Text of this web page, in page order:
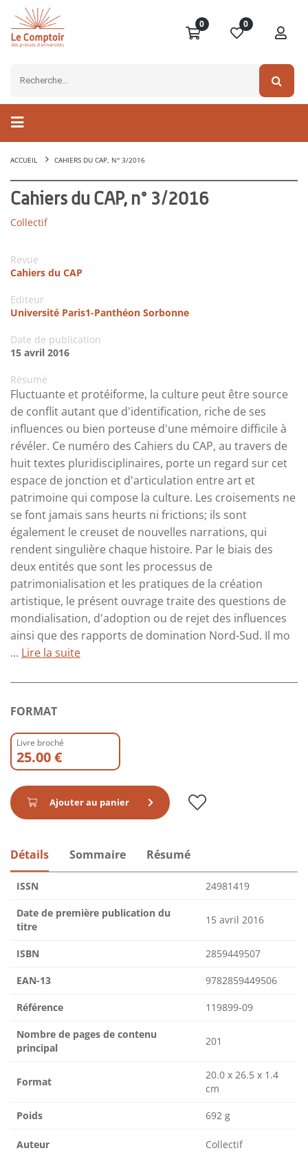
0 0
ACCUEIL CAHIERS DU CAP, N° 3/2016
Cahiers du CAP, n° 3/2016
Collectif
Revue
Cahiers du CAP
Editeur
Université Paris1-Panthéon Sorbonne
Date de publication
15 avril 2016
Résumé
Fluctuante et protéiforme, la culture peut être source
de conflit autant que d'identification, riche de ses
influences ou bien porteuse d'une mémoire difficile à
révéler. Ce numéro des Cahiers du CAP, au travers de
huit textes pluridisciplinaires, porte un regard sur cet
espace de jonction et d'articulation entre art et
patrimoine qui compose la culture. Les croisements ne
se font jamais sans heurts ni frictions; ils sont
également le creuset de nouvelles narrations, qui
rendent singulière chaque histoire. Par le biais des
deux entités que sont les processus de
patrimonialisation et les pratiques de la création
artistique, le présent ouvrage traite des questions de
mondialisation, d'adoption ou de rejet des influences
ainsi que des rapports de domination Nord-Sud. Il mo
... Lire la suite
FORMAT
Livre broché
25.00 €
Ajouter au panier
Détails Sommaire Résumé
ISSN 24981419
Date de première publication du
titre
15 avril 2016
ISBN 2859449507
EAN-13 9782859449506
Référence 119899-09
Nombre de pages de contenu
principal
201
Format
20.0 x 26.5 x 1.4
cm
Poids 692 g
Auteur Collectif